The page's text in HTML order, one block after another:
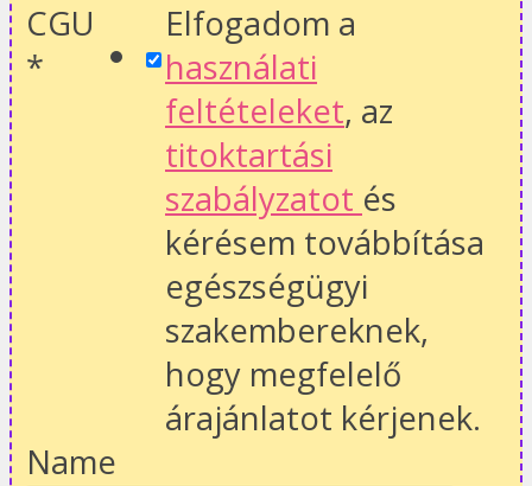
CGU
*
Elfogadom a
használati
feltételeket, az
titoktartási
szabályzatot és
kérésem továbbítása
egészségügyi
szakembereknek,
hogy megfelelő
árajánlatot kérjenek.
Name